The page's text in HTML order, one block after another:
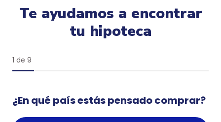
Te ayudamos a encontrar
tu hipoteca
1 de 9
¿En qué país estás pensado comprar?